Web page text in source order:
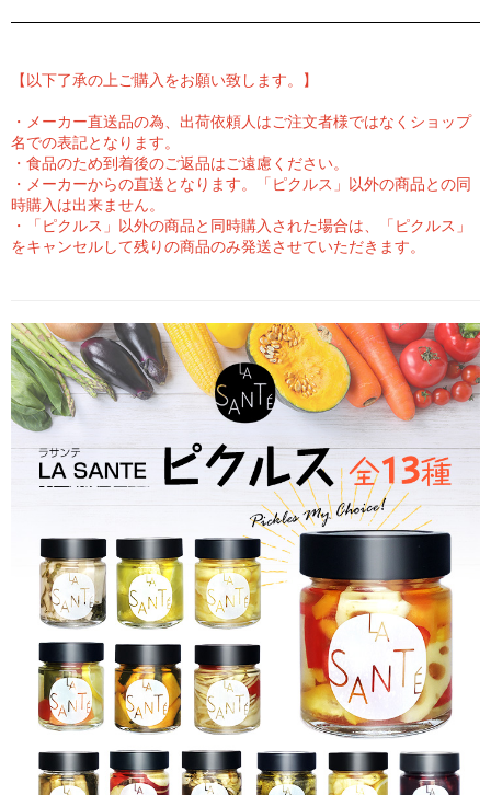
【以下了承の上ご購入をお願い致します。】
・メーカー直送品の為、出荷依頼人はご注文者様ではなくショップ
名での表記となります。
・食品のため到着後のご返品はご遠慮ください。
・メーカーからの直送となります。「ピクルス」以外の商品との同
時購入は出来ません。
・「ピクルス」以外の商品と同時購入された場合は、「ピクルス」
をキャンセルして残りの商品のみ発送させていただきます。